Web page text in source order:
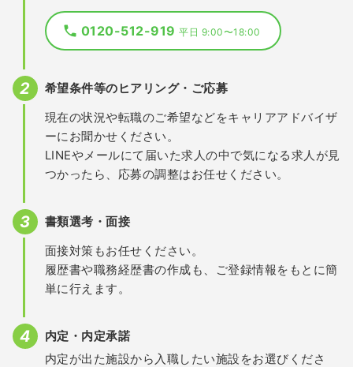
0120-512-919平日 9:00〜18:00
希望条件等のヒアリング・ご応募
現在の状況や転職のご希望などをキャリアアドバイザ
ーにお聞かせください。
LINEやメールにて届いた求人の中で気になる求人が見
つかったら、応募の調整はお任せください。
書類選考・面接
面接対策もお任せください。
履歴書や職務経歴書の作成も、ご登録情報をもとに簡
単に行えます。
内定・内定承諾
内定が出た施設から入職したい施設をお選びくださ